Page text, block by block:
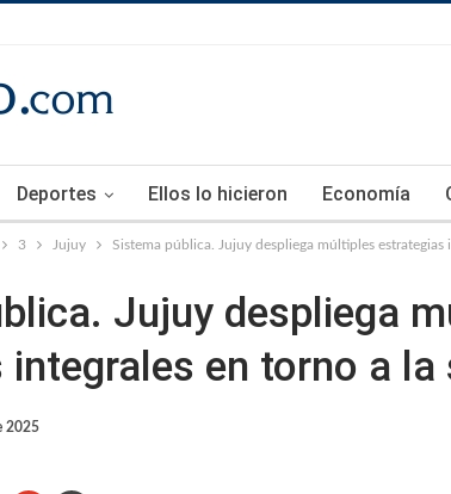
Deportes Ellos lo hicieron Economía
3 Jujuy Sistema pública. Jujuy despliega múltiples estrategias
Jujuy despliega
en torno a la
2025